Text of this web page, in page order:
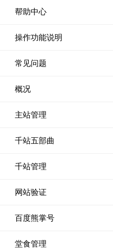
帮助中心
操作功能说明
常见问题
概况
主站管理
千站五部曲
千站管理
网站验证
百度熊掌号
堂食管理